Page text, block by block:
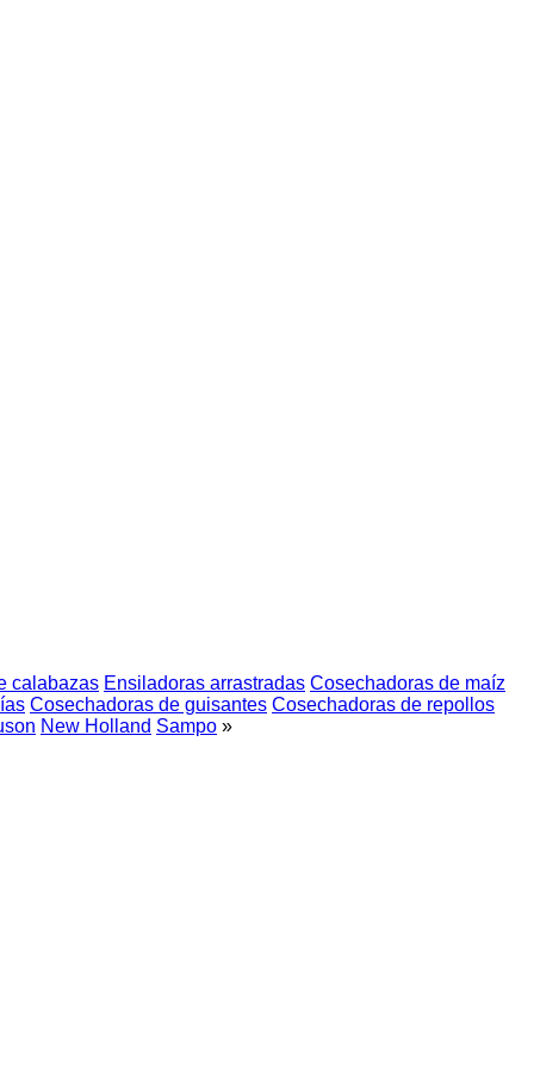
calabazas Ensiladoras arrastradas Cosechadoras de maíz
Cosechadoras de guisantes Cosechadoras de repollos
New Holland Sampo »